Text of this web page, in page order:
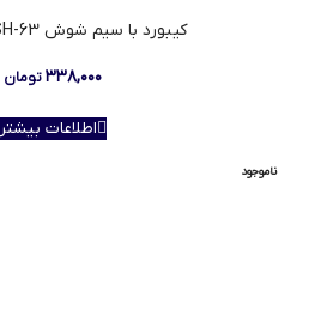
کیبورد با سیم شوش SHOOSH SH-63
۳۳۸,۰۰۰تومان
اطلاعات بیشتر
ناموجود